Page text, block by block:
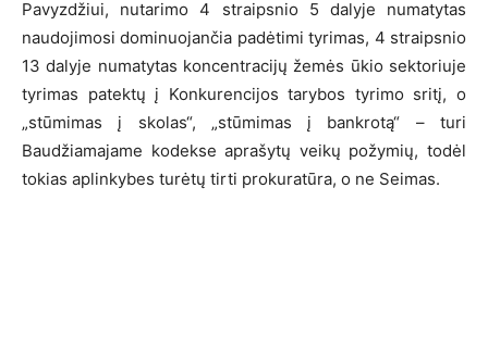
Pavyzdžiui, nutarimo 4 straipsnio 5 dalyje numatytas
naudojimosi dominuojančia padėtimi tyrimas, 4 straipsnio
13 dalyje numatytas koncentracijų žemės ūkio sektoriuje
tyrimas patektų į Konkurencijos tarybos tyrimo sritį, o
„stūmimas į skolas“, „stūmimas į bankrotą“ – turi
Baudžiamajame kodekse aprašytų veikų požymių, todėl
tokias aplinkybes turėtų tirti prokuratūra, o ne Seimas.